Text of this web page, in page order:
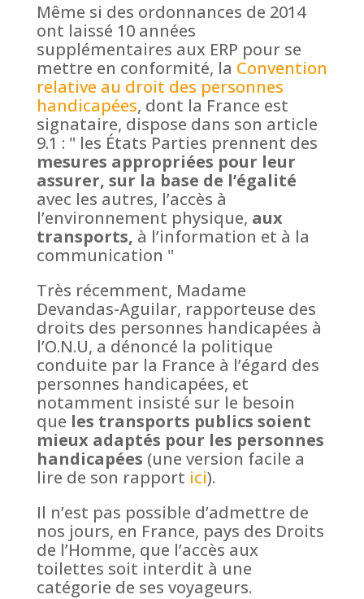
Même si des ordonnances de 2014
ont laissé 10 années
supplémentaires aux ERP pour se
mettre en conformité, la Convention
relative au droit des personnes
handicapées, dont la France est
signataire, dispose dans son article
9.1 : " les États Parties prennent des
mesures appropriées pour leur
assurer, sur la base de l’égalité
avec les autres, l’accès à
l’environnement physique, aux
transports, à l’information et à la
communication "
Très récemment, Madame
Devandas-Aguilar, rapporteuse des
droits des personnes handicapées à
l’O.N.U, a dénoncé la politique
conduite par la France à l’égard des
personnes handicapées, et
notamment insisté sur le besoin
que les transports publics soient
mieux adaptés pour les personnes
handicapées (une version facile a
lire de son rapport ici).
Il n’est pas possible d’admettre de
nos jours, en France, pays des Droits
de l’Homme, que l’accès aux
toilettes soit interdit à une
catégorie de ses voyageurs.